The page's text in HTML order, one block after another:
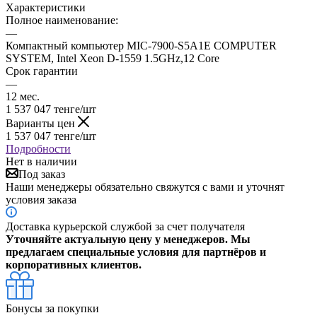
Характеристики
Полное наименование:
—
Компактный компьютер MIC-7900-S5A1E COMPUTER
SYSTEM, Intel Xeon D-1559 1.5GHz,12 Core
Срок гарантии
—
12 мес.
1 537 047 тенге/шт
Варианты цен
1 537 047 тенге/шт
Подробности
Нет в наличии
Под заказ
Наши менеджеры обязательно свяжутся с вами и уточнят
условия заказа
Доставка курьерской службой за счет получателя
Уточняйте актуальную цену у менеджеров. Мы
предлагаем специальные условия для партнёров и
корпоративных клиентов.
Бонусы за покупки